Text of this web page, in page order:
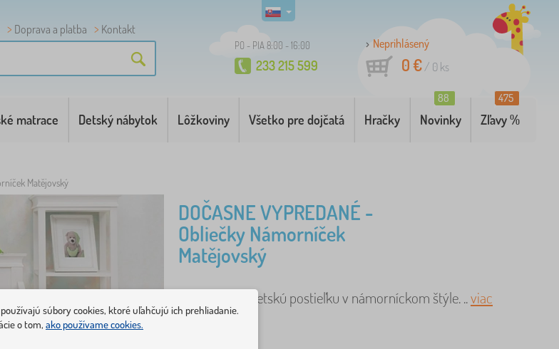
Doprava a platba Kontakt
PO - PIA 8:00 - 16:00
233 215 599
Neprihlásený
0 €/ 0 ks
matrace Detský nábytok Lôžkoviny Všetko pre dojčatá Hračky Novinky
88
Zľavy %
475
Matějovský
DOČASNE VYPREDANÉ -
Obliečky Námorníček
Matějovský
Obliečky pre detskú postieľku v námorníckom štýle. ..viac
súbory cookies, ktoré uľahčujú ich prehliadanie.
o tom, ako používame cookies.